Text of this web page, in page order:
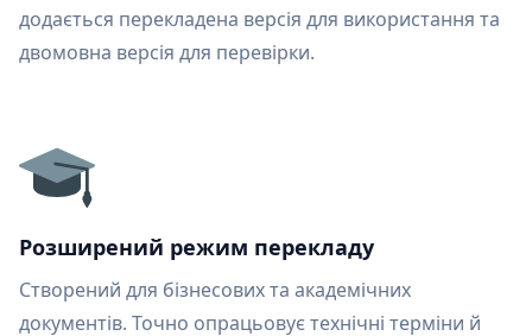
додається перекладена версія для використання та
двомовна версія для перевірки.
Розширений режим перекладу
Створений для бізнесових та академічних
документів. Точно опрацьовує технічні терміни й